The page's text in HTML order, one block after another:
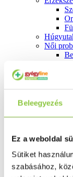
Beleegyezés
Ez a weboldal
Sütiket
szabásához,
Női
Férfi
Szív és